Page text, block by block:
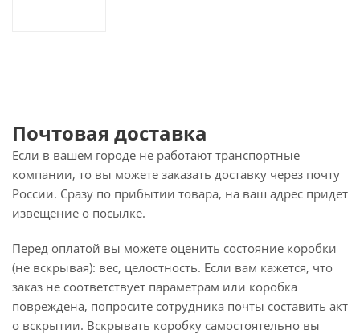
Почтовая доставка
Если в вашем городе не работают транспортные
компании, то вы можете заказать доставку через почту
России. Сразу по прибытии товара, на ваш адрес придет
извещение о посылке.
Перед оплатой вы можете оценить состояние коробки
(не вскрывая): вес, целостность. Если вам кажется, что
заказ не соответствует параметрам или коробка
повреждена, попросите сотрудника почты составить акт
о вскрытии. Вскрывать коробку самостоятельно вы